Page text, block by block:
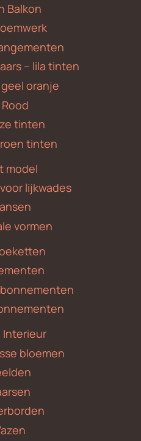
Balkon
– lila tinten
oranje
Rood
tinten
tinten
model
lijkwades
vormen
Interieur
bloemen